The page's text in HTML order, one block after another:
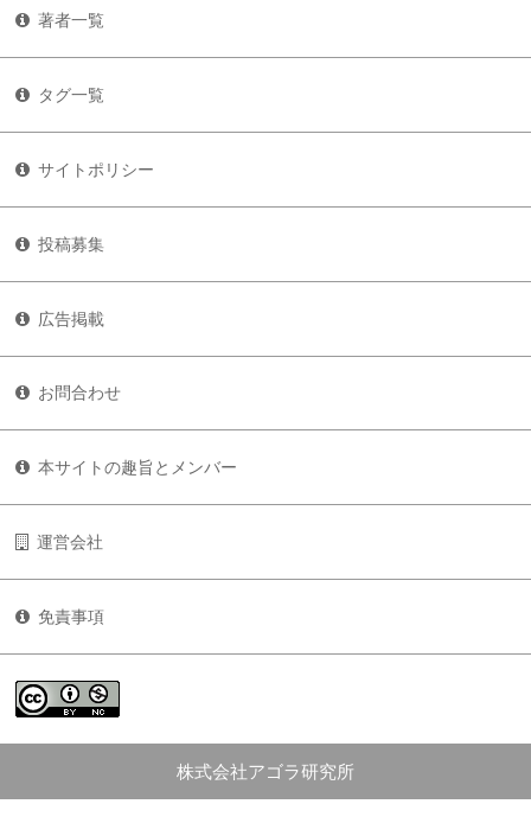
著者一覧
タグ一覧
サイトポリシー
投稿募集
広告掲載
お問合わせ
本サイトの趣旨とメンバー
運営会社
免責事項
株式会社アゴラ研究所